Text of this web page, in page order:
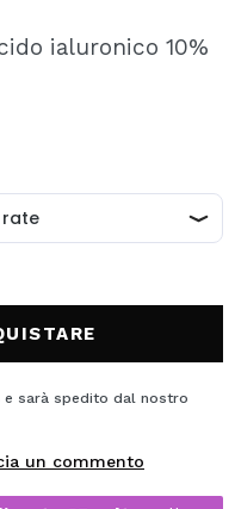
potrai fare i tuoi
stato dei tuoi ordini e
ialuronico 10%
e sarà spedito dal nostro
un commento